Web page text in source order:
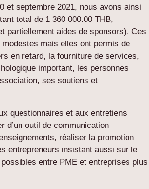
et septembre 2021, nous avons ainsi
total de 1 360 000.00 THB,
partiellement aides de sponsors). Ces
mais elles ont permis de
en retard, la fourniture de services,
important, les personnes
ses soutiens et
questionnaires et aux entretiens
d’un outil de communication
réaliser la promotion
entrepreneurs insistant aussi sur le
entre PME et entreprises plus